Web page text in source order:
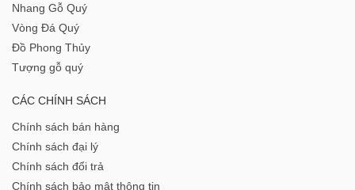
Nhang Gỗ Quý
Vòng Đá Quý
Đồ Phong Thủy
Tượng gỗ quý
CÁC CHÍNH SÁCH
Chính sách bán hàng
Chính sách đại lý
Chính sách đổi trả
Chính sách bảo mật thông tin